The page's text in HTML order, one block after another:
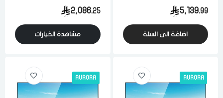
اسود5,139.99
اضافة الى السلة
2,086.25
مشاهدة الخيارات
AURORA
AURORA
الدخول تسجيل
اختر المدينة
اختر المدينة